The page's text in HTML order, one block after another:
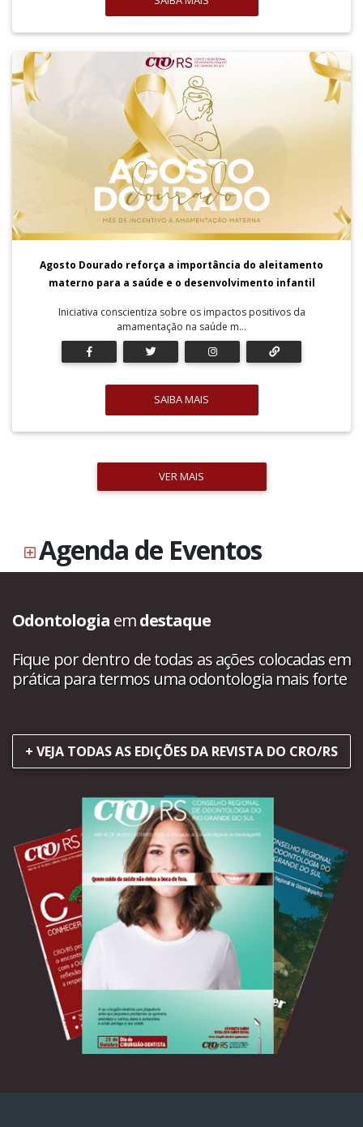
Agosto Dourado reforça a importância do aleitamento
materno para a saúde e o desenvolvimento infantil
Iniciativa conscientiza sobre os impactos positivos da
amamentação na saúde m...
SAIBA MAIS
VER MAIS
Agenda de Eventos
Odontologia emdestaque
Fique por dentro de todas as ações colocadas em
prática para termos uma odontologia mais forte
+ VEJA TODAS AS EDIÇÕES DA REVISTA DO CRO/RS